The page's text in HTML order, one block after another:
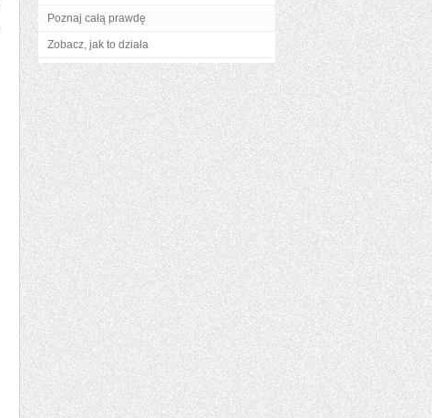
Poznaj całą prawdę
Zobacz, jak to działa